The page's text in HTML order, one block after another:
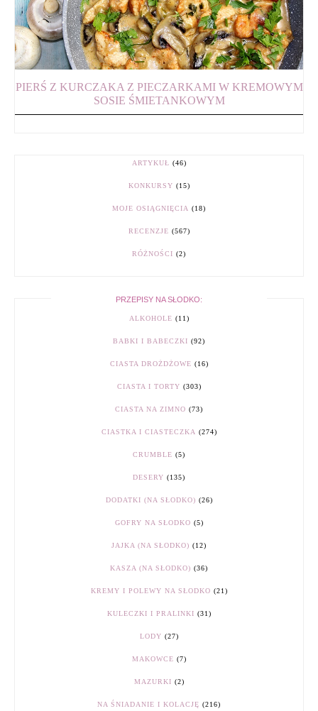
PIERŚ Z KURCZAKA Z PIECZARKAMI W KREMOWYM
SOSIE ŚMIETANKOWYM
ARTYKUŁ (46)
KONKURSY (15)
MOJE OSIĄGNIĘCIA (18)
RECENZJE (567)
RÓŻNOŚCI (2)
PRZEPISY NA SŁODKO:
ALKOHOLE (11)
BABKI I BABECZKI (92)
CIASTA DROŻDŻOWE (16)
CIASTA I TORTY (303)
CIASTA NA ZIMNO (73)
CIASTKA I CIASTECZKA (274)
CRUMBLE (5)
DESERY (135)
DODATKI (NA SŁODKO) (26)
GOFRY NA SŁODKO (5)
JAJKA (NA SŁODKO) (12)
KASZA (NA SŁODKO) (36)
KREMY I POLEWY NA SŁODKO (21)
KULECZKI I PRALINKI (31)
LODY (27)
MAKOWCE (7)
MAZURKI (2)
NA ŚNIADANIE I KOLACJĘ (216)